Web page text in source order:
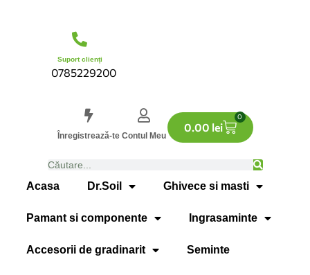
Suport clienți
0785229200
Înregistrează-te Contul Meu
0.00 lei
0
Acasa Dr.Soil Ghivece si masti
Pamant si componente Ingrasaminte
Accesorii de gradinarit Seminte